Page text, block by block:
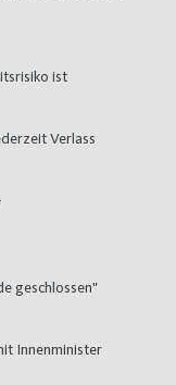
ist
Verlass
geschlossen"
Innenminister